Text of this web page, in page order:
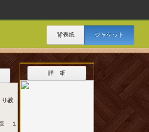
背表紙 ジャケット
り教
-- １
詳 細